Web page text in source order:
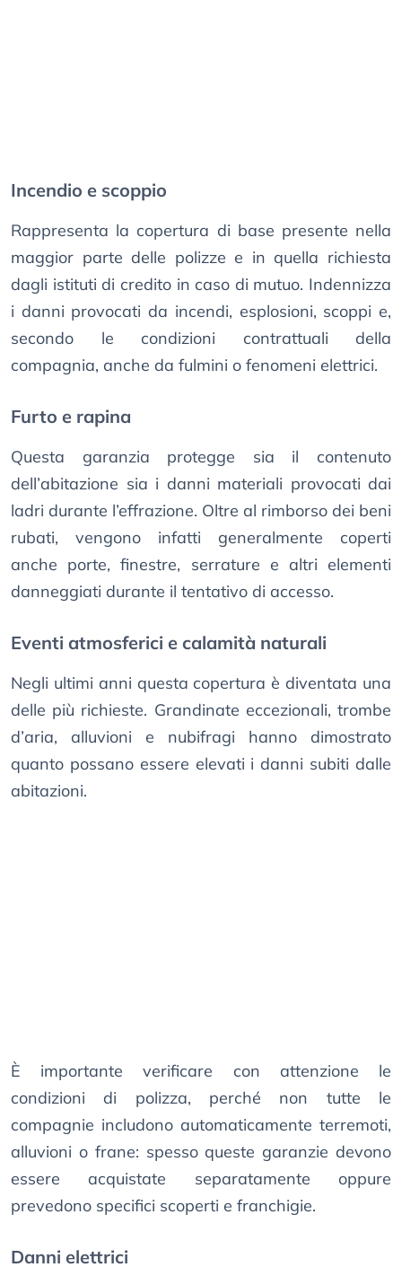
Incendio e scoppio
Rappresenta la copertura di base presente nella
maggior parte delle polizze e in quella richiesta
dagli istituti di credito in caso di mutuo. Indennizza
i danni provocati da incendi, esplosioni, scoppi e,
secondo le condizioni contrattuali della
compagnia, anche da fulmini o fenomeni elettrici.
Furto e rapina
Questa garanzia protegge sia il contenuto
dell’abitazione sia i danni materiali provocati dai
ladri durante l’effrazione. Oltre al rimborso dei beni
rubati, vengono infatti generalmente coperti
anche porte, finestre, serrature e altri elementi
danneggiati durante il tentativo di accesso.
Eventi atmosferici e calamità naturali
Negli ultimi anni questa copertura è diventata una
delle più richieste. Grandinate eccezionali, trombe
d’aria, alluvioni e nubifragi hanno dimostrato
quanto possano essere elevati i danni subiti dalle
abitazioni.
È importante verificare con attenzione le
condizioni di polizza, perché non tutte le
compagnie includono automaticamente terremoti,
alluvioni o frane: spesso queste garanzie devono
essere acquistate separatamente oppure
prevedono specifici scoperti e franchigie.
Danni elettrici